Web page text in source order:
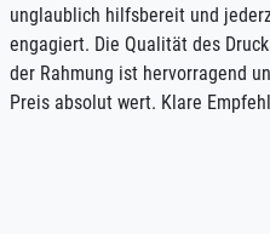
Feldpost meines Großvaters aus
Weltkrieg benötigte ich ein
ausdrucksvolles Bild. Das habe
Ihnen gefunden. Bei der